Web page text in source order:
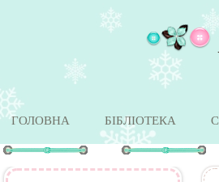
ГОЛОВНА БІБЛІОТЕКА